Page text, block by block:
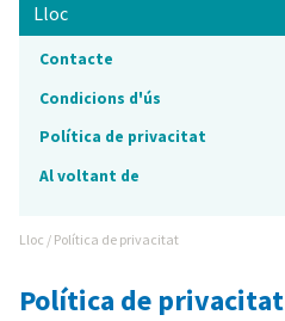
Lloc
Contacte
Condicions d'ús
Política de privacitat
Al voltant de
Lloc / Política de privacitat
Política de privacitat